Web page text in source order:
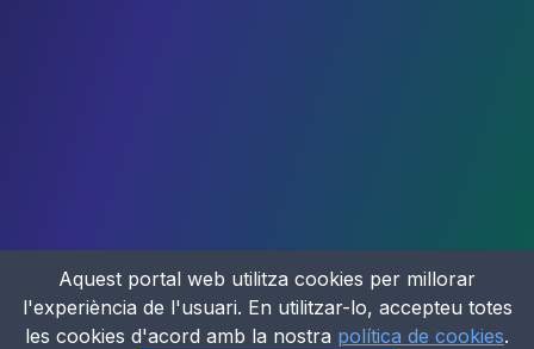
Aquest portal web utilitza cookies per millorar
l'experiència de l'usuari. En utilitzar-lo, accepteu totes
les cookies d'acord amb la nostra política de cookies.